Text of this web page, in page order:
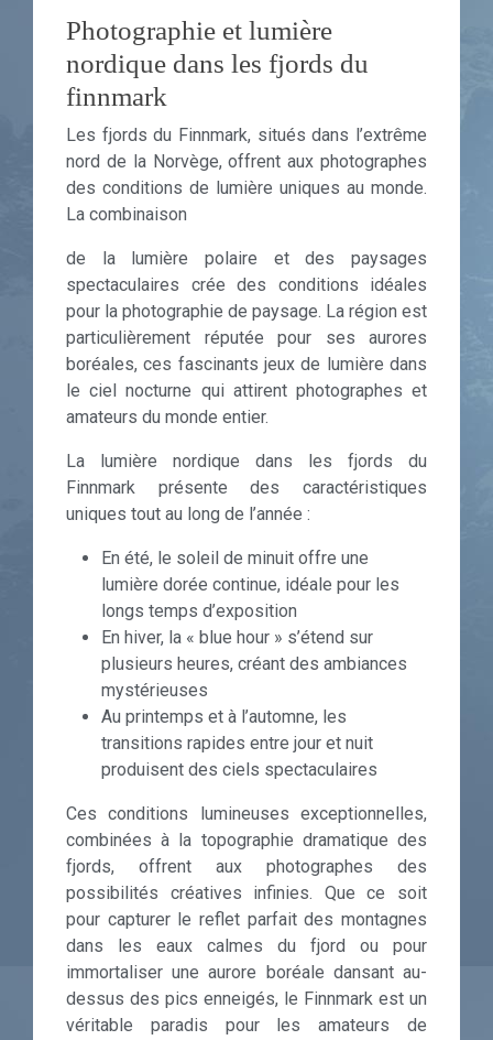
Photographie et lumière
nordique dans les fjords du
finnmark
Les fjords du Finnmark, situés dans l’extrême
nord de la Norvège, offrent aux photographes
des conditions de lumière uniques au monde.
La combinaison
de la lumière polaire et des paysages
spectaculaires crée des conditions idéales
pour la photographie de paysage. La région est
particulièrement réputée pour ses aurores
boréales, ces fascinants jeux de lumière dans
le ciel nocturne qui attirent photographes et
amateurs du monde entier.
La lumière nordique dans les fjords du
Finnmark présente des caractéristiques
uniques tout au long de l’année :
En été, le soleil de minuit offre une
lumière dorée continue, idéale pour les
longs temps d’exposition
En hiver, la « blue hour » s’étend sur
plusieurs heures, créant des ambiances
mystérieuses
Au printemps et à l’automne, les
transitions rapides entre jour et nuit
produisent des ciels spectaculaires
Ces conditions lumineuses exceptionnelles,
combinées à la topographie dramatique des
fjords, offrent aux photographes des
possibilités créatives infinies. Que ce soit
pour capturer le reflet parfait des montagnes
dans les eaux calmes du fjord ou pour
immortaliser une aurore boréale dansant au-
dessus des pics enneigés, le Finnmark est un
véritable paradis pour les amateurs de